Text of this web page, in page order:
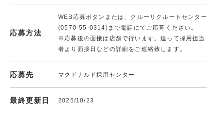
応募方法
WEB応募ボタンまたは、クルーリクルートセンター
(0570-55-0314)まで電話にてご応募ください。
※応募後の面接は店舗で行います。追って採用担当
者より面接日などの詳細をご連絡致します。
応募先 マクドナルド採用センター
最終更新日 2025/10/23